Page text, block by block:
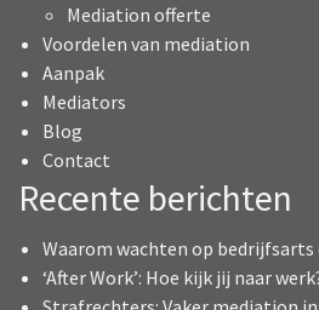
Mediation offerte
Voordelen van mediation
Aanpak
Mediators
Blog
Contact
Recente berichten
Waarom wachten op
‘After Work’: Hoe kijk jij naar